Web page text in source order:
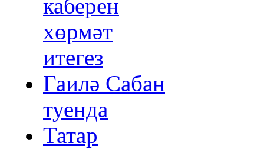
каберен
хөрмәт
итегез
Гаилә Сабан
туенда
Татар